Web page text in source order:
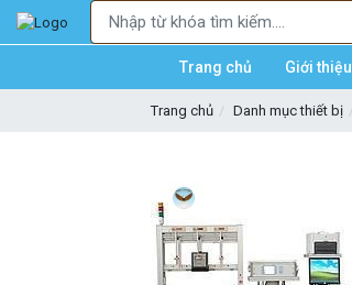
Trang chủ Giới thiệu
Trang chủ Danh mục thiết bị